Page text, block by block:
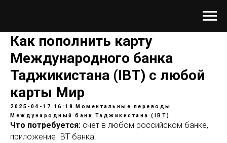
Как пополнить карту
Международного банка
Таджикистана (IBT) с любой
карты Мир
2025-04-17 16:18
Моментальные переводы
Международный банк Таджикистана (IBT)
Что потребуется: счет в любом российском банке,
приложение IBT банка.